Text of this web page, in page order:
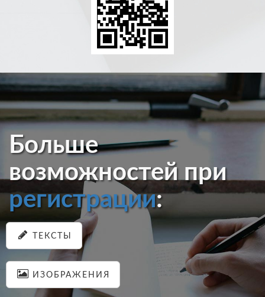
Больше
возможностей при
регистрации:
ТЕКСТЫ
ИЗОБРАЖЕНИЯ